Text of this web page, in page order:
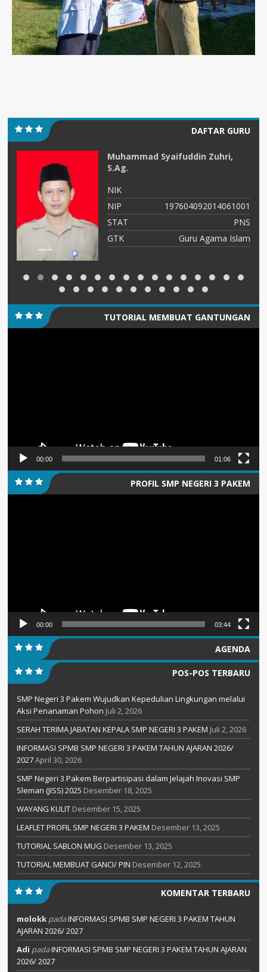
DAFTAR GURU
Muhammad Syaifuddin Zuhri,
S.Ag.
NIK
NIP
197604092014061001
STAT
PNS
GTK
Guru Agama Islam
TUTORIAL MEMBUAT GANTUNGAN
00:00 01:06
PROFIL SMP NEGERI 3 PAKEM
00:00 03:44
AGENDA
POS-POS TERBARU
SMP Negeri 3 Pakem Wujudkan Kepedulian Lingkungan melalui
Aksi Penanaman Pohon Juli 2, 2026
SERAH TERIMA JABATAN KEPALA SMP NEGERI 3 PAKEM Juli 2, 2026
INFORMASI SPMB SMP NEGERI 3 PAKEM TAHUN AJARAN 2026/
2027April 30, 2026
SMP Negeri 3 Pakem Berpartisipasi dalam Jelajah Inovasi SMP
Sleman (JISS) 2025 Desember 18, 2025
WAYANG KULIT Desember 15, 2025
LEAFLET PROFIL SMP NEGERI 3 PAKEM Desember 13, 2025
TUTORIAL SABLON MUG Desember 13, 2025
TUTORIAL MEMBUAT GANCI/ PIN Desember 12, 2025
KOMENTAR TERBARU
molokk padaINFORMASI SPMB SMP NEGERI 3 PAKEM TAHUN
AJARAN 2026/ 2027
Adi padaINFORMASI SPMB SMP NEGERI 3 PAKEM TAHUN AJARAN
2026/ 2027